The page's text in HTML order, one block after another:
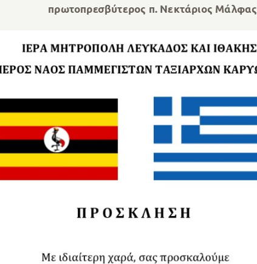
πρωτοπρεσβύτερος π. Νεκτάριος Μάλφας